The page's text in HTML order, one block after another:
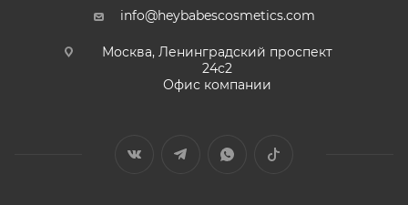
info@heybabescosmetics.com
Москва, Ленинградский проспект
24с2
Офис компании